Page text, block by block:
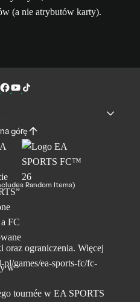
(a nie atrybutów karty).
górę
Random Items)
ograniczenia. Więcej
games/ea-sports-fc/fc-
tournée w EA SPORTS